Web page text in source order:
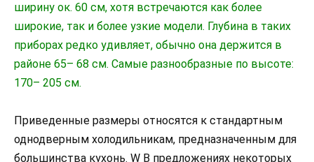
ширину ок. 60 см, хотя встречаются как более
широкие, так и более узкие модели. Глубина в таких
приборах редко удивляет, обычно она держится в
районе 65– 68 см. Самые разнообразные по высоте:
170– 205 см.
Приведенные размеры относятся к стандартным
однодверным холодильникам, предназначенным для
большинства кухонь. W В предложениях некоторых